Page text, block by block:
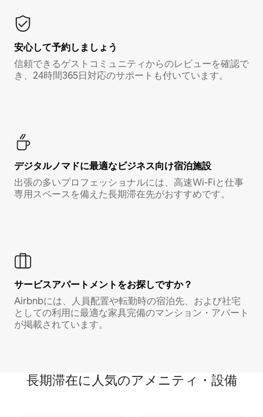
安心して予約しましょう
信頼できるゲストコミュニティからのレビューを確認で
き、24時間365日対応のサポートも付いています。
デジタルノマド⁠に最⁠適⁠なビ⁠ジ⁠ネ⁠ス⁠向⁠け宿⁠泊⁠施⁠設
出張の多いプロフェッショナルには、高速Wi-Fiと仕事
専用スペースを備えた長期滞在先がおすすめです。
サービスアパートメントをお探しですか？
Airbnbには、人員配置や転勤時の宿泊先、および社宅
としての利用に最適な家具完備のマンション・アパート
が掲載されています。
長期滞在に人気のアメニティ・設備